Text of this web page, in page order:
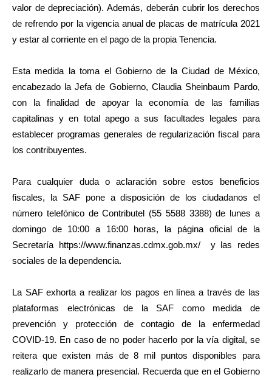
valor de depreciación). Además, deberán cubrir los derechos
de refrendo por la vigencia anual de placas de matrícula 2021
y estar al corriente en el pago de la propia Tenencia.
Esta medida la toma el Gobierno de la Ciudad de México,
encabezado la Jefa de Gobierno, Claudia Sheinbaum Pardo,
con la finalidad de apoyar la economía de las familias
capitalinas y en total apego a sus facultades legales para
establecer programas generales de regularización fiscal para
los contribuyentes.
Para cualquier duda o aclaración sobre estos beneficios
fiscales, la SAF pone a disposición de los ciudadanos el
número telefónico de Contributel (55 5588 3388) de lunes a
domingo de 10:00 a 16:00 horas, la página oficial de la
Secretaría https://www.finanzas.cdmx.gob.mx/ y las redes
sociales de la dependencia.
La SAF exhorta a realizar los pagos en línea a través de las
plataformas electrónicas de la SAF como medida de
prevención y protección de contagio de la enfermedad
COVID-19. En caso de no poder hacerlo por la vía digital, se
reitera que existen más de 8 mil puntos disponibles para
realizarlo de manera presencial. Recuerda que en el Gobierno